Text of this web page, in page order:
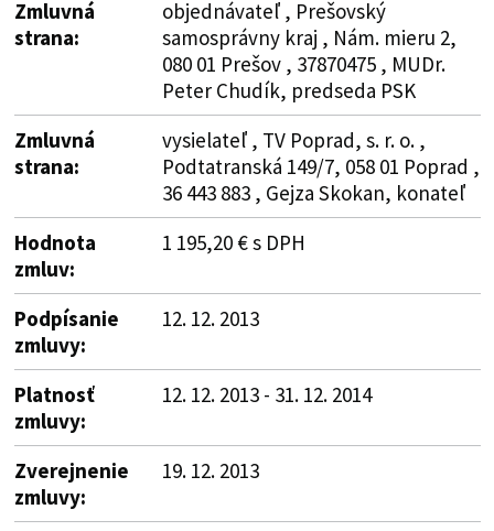
Zmluvná
strana:
objednávateľ , Prešovský
samosprávny kraj , Nám. mieru 2,
080 01 Prešov , 37870475 , MUDr.
Peter Chudík, predseda PSK
Zmluvná
strana:
vysielateľ , TV Poprad, s. r. o. ,
Podtatranská 149/7, 058 01 Poprad ,
36 443 883 , Gejza Skokan, konateľ
Hodnota
zmluv:
1 195,20 € s DPH
Podpísanie
zmluvy:
12. 12. 2013
Platnosť
zmluvy:
12. 12. 2013 - 31. 12. 2014
Zverejnenie
zmluvy:
19. 12. 2013